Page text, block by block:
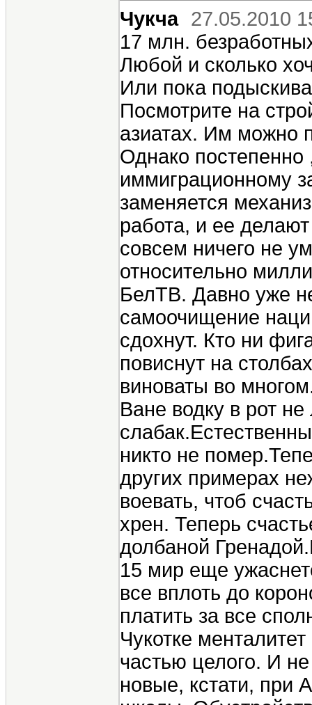
Чукча 27.05.2010
17 млн.
Любой и сколько
Или пока
Посмотрите на
азиатах. Им можно
Однако постепенно
иммиграционному
заменяется
работа, и ее
совсем ничего не
относительно
БелТВ. Давно уже
самоочищение
сдохнут. Кто ни
повиснут на
виноваты во
Ване водку в рот
никто не
других примерах
воевать, чтоб
хрен. Теперь
долбаной
15 мир еще
все вплоть до
платить за все
Чукотке
частью целого. И
новые, кстати, при